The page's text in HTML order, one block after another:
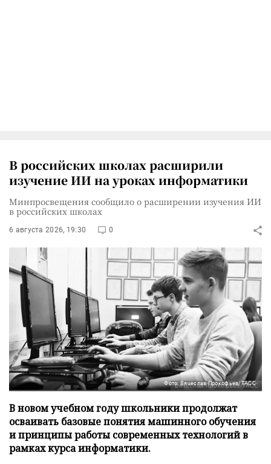
В российских школах расширили
изучение ИИ на уроках информатики
Минпросвещения сообщило о расширении изучения ИИ
в российских школах
6 августа 2026, 19:30 0
Фото: Вячеслав Прокофьев/ТАСС
В новом учебном году школьники продолжат
осваивать базовые понятия машинного обучения
и принципы работы современных технологий в
рамках курса информатики.